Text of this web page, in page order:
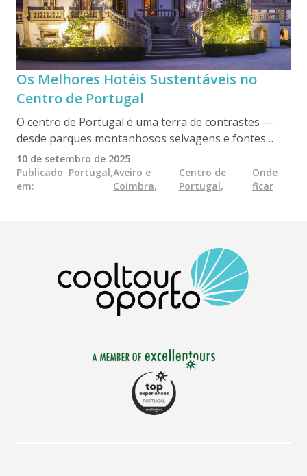
Os Melhores Hotéis Sustentáveis no
Centro de Portugal
O centro de Portugal é uma terra de contrastes —
desde parques montanhosos selvagens e fontes
termais a cidades medievais e praias atlânticas — e
os seus hotéis ecológicos refletem essa mesma
diversidade. Sejam eles situados em aldeias de xisto
natureza e nos valores do turismo lento.
10 de setembro de 2025
Publicado
em:
Portugal,Aveiro e
Coimbra,
Centro de
Portugal,
Onde
ficar